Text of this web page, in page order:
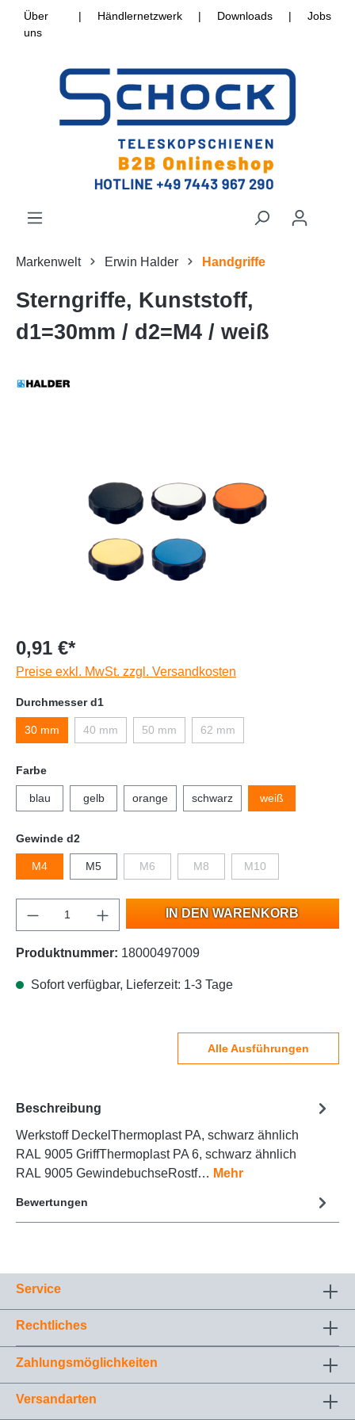
Über
uns
| Händlernetzwerk | Downloads | Jobs
Markenwelt Erwin Halder Handgriffe
Sterngriffe, Kunststoff,
d1=30mm / d2=M4 / weiß
0,91 €*
Preise exkl. MwSt. zzgl. Versandkosten
Durchmesser d1
30 mm 40 mm 50 mm 62 mm
Farbe
blau gelb orange schwarz weiß
Gewinde d2
M4 M5 M6 M8 M10
IN DEN WARENKORB
Produktnummer: 18000497009
Sofort verfügbar, Lieferzeit: 1-3 Tage
Alle Ausführungen
Beschreibung
Werkstoff DeckelThermoplast PA, schwarz ähnlich
RAL 9005 GriffThermoplast PA 6, schwarz ähnlich
RAL 9005 GewindebuchseRostf… Mehr
Bewertungen
Service
Rechtliches
Zahlungsmöglichkeiten
Versandarten